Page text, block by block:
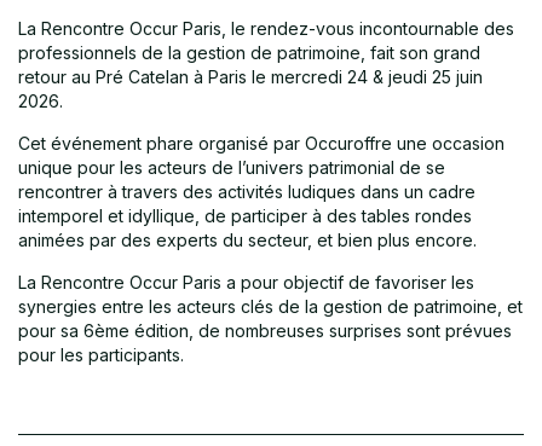
La Rencontre Occur Paris, le rendez-vous incontournable des
professionnels de la gestion de patrimoine, fait son grand
retour au Pré Catelan à Paris le mercredi 24 & jeudi 25 juin
2026.
Cet événement phare organisé par Occuroffre une occasion
unique pour les acteurs de l’univers patrimonial de se
rencontrer à travers des activités ludiques dans un cadre
intemporel et idyllique, de participer à des tables rondes
animées par des experts du secteur, et bien plus encore.
La Rencontre Occur Paris a pour objectif de favoriser les
synergies entre les acteurs clés de la gestion de patrimoine, et
pour sa 6ème édition, de nombreuses surprises sont prévues
pour les participants.